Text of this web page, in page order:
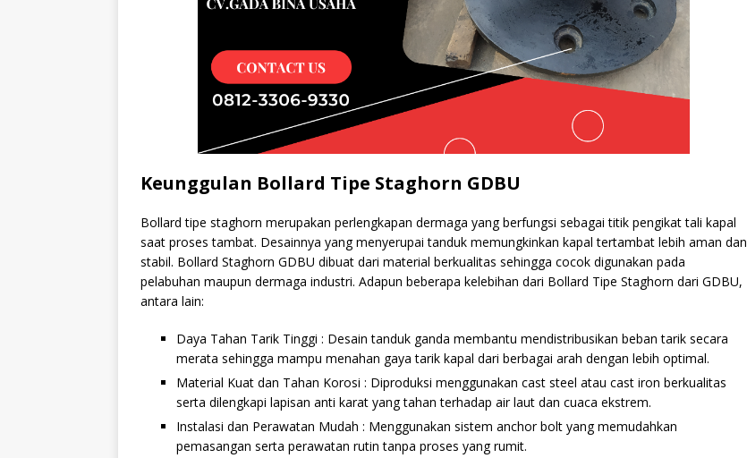
Keunggulan Bollard Tipe Staghorn GDBU
Bollard tipe staghorn merupakan perlengkapan dermaga yang berfungsi sebagai titik pengikat tali kapal
saat proses tambat. Desainnya yang menyerupai tanduk memungkinkan kapal tertambat lebih aman dan
stabil. Bollard Staghorn GDBU dibuat dari material berkualitas sehingga cocok digunakan pada
pelabuhan maupun dermaga industri. Adapun beberapa kelebihan dari Bollard Tipe Staghorn dari GDBU,
antara lain:
Daya Tahan Tarik Tinggi : Desain tanduk ganda membantu mendistribusikan beban tarik secara
merata sehingga mampu menahan gaya tarik kapal dari berbagai arah dengan lebih optimal.
Material Kuat dan Tahan Korosi : Diproduksi menggunakan cast steel atau cast iron berkualitas
serta dilengkapi lapisan anti karat yang tahan terhadap air laut dan cuaca ekstrem.
Instalasi dan Perawatan Mudah : Menggunakan sistem anchor bolt yang memudahkan
pemasangan serta perawatan rutin tanpa proses yang rumit.